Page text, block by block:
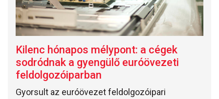
Kilenc hónapos mélypont: a cégek
sodródnak a gyengülő euróövezeti
feldolgozóiparban
Gyorsult az euróövezet feldolgozóipari